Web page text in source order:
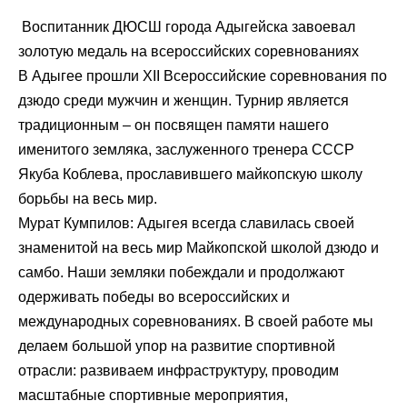
Воспитанник ДЮСШ города Адыгейска завоевал
золотую медаль на всероссийских соревнованиях
В Адыгее прошли XII Всероссийские соревнования по
дзюдо среди мужчин и женщин. Турнир является
традиционным – он посвящен памяти нашего
именитого земляка, заслуженного тренера СССР
Якуба Коблева, прославившего майкопскую школу
борьбы на весь мир.
Мурат Кумпилов: Адыгея всегда славилась своей
знаменитой на весь мир Майкопской школой дзюдо и
самбо. Наши земляки побеждали и продолжают
одерживать победы во всероссийских и
международных соревнованиях. В своей работе мы
делаем большой упор на развитие спортивной
отрасли: развиваем инфраструктуру, проводим
масштабные спортивные мероприятия,